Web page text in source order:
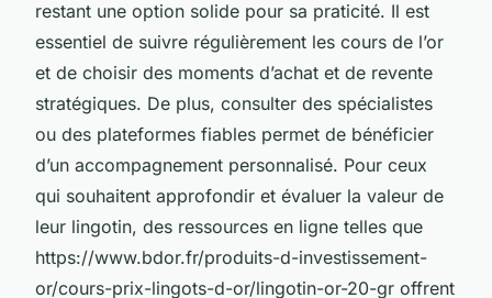
restant une option solide pour sa praticité. Il est
essentiel de suivre régulièrement les cours de l’or
et de choisir des moments d’achat et de revente
stratégiques. De plus, consulter des spécialistes
ou des plateformes fiables permet de bénéficier
d’un accompagnement personnalisé. Pour ceux
qui souhaitent approfondir et évaluer la valeur de
leur lingotin, des ressources en ligne telles que
https://www.bdor.fr/produits-d-investissement-
or/cours-prix-lingots-d-or/lingotin-or-20-gr offrent